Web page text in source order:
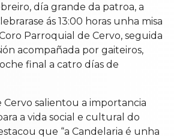
día grande da patroa, a
ás 13:00 horas unha misa
Parroquial de Cervo, seguida
acompañada por gaiteiros,
final a catro días de
Cervo salientou a importancia
a vida social e cultural do
que “a Candelaria é unha